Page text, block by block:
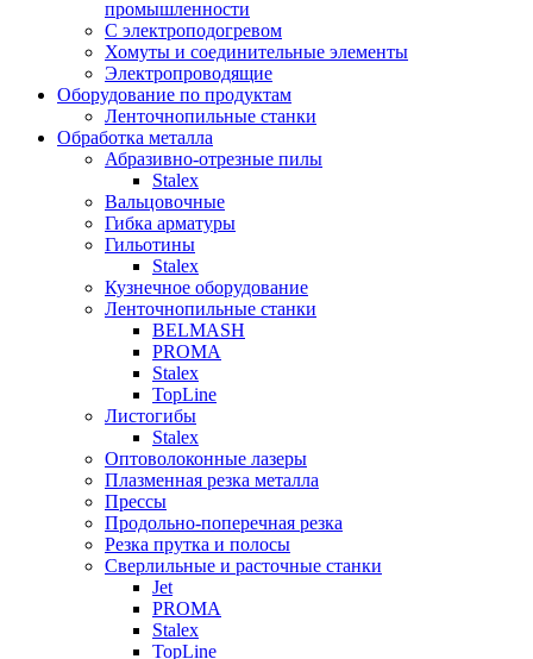
промышленности
С электроподогревом
Хомуты и соединительные элементы
Электропроводящие
Оборудование по продуктам
Ленточнопильные станки
Обработка металла
Абразивно-отрезные пилы
Stalex
Вальцовочные
Гибка арматуры
Гильотины
Stalex
Кузнечное оборудование
Ленточнопильные станки
BELMASH
PROMA
Stalex
TopLine
Листогибы
Stalex
Оптоволоконные лазеры
Плазменная резка металла
Прессы
Продольно-поперечная резка
Резка прутка и полосы
Сверлильные и расточные станки
Jet
PROMA
Stalex
TopLine